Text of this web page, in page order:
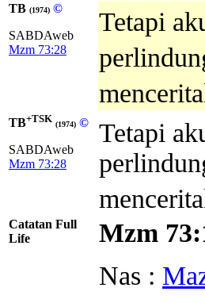
TB (1974) ©
SABDAweb
Mzm 73:28
Tetapi
TB+TSK (1974) ©
SABDAweb
Mzm 73:28
Tetapi
Catatan Full
Life
Mzm
Nas :